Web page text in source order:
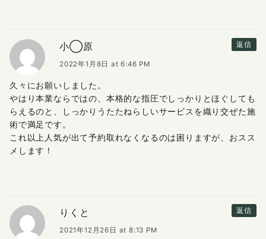
返信
小◯原
2022年1月8日 at 6:46 PM
久々にお願いしました。
やはり本業ならではの、本格的な指圧でしっかりとほぐしても
らえるのと、しっかりうたたねらしいサービスを織り交ぜた施
術で満足です。
これ以上人気が出て予約取れなくなるのは困りますが、おスス
メします！
返信
りくと
2021年12月26日 at 8:13 PM